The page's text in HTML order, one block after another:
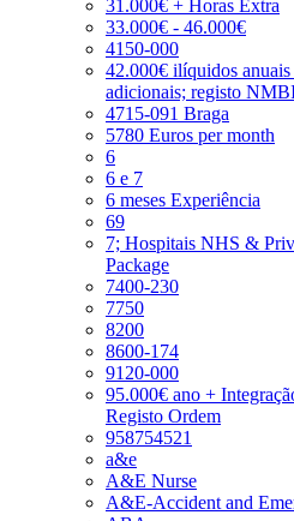
31.000€ + Horas Extra
33.000€ - 46.000€
4150-000
42.000€ ilíquidos
adicionais; registo
4715-091 Braga
5780 Euros per month
6
6 e 7
6 meses Experiência
69
7; Hospitais NHS &
Package
7400-230
7750
8200
8600-174
9120-000
95.000€ ano +
Registo Ordem
958754521
a&e
A&E Nurse
A&E-Accident and